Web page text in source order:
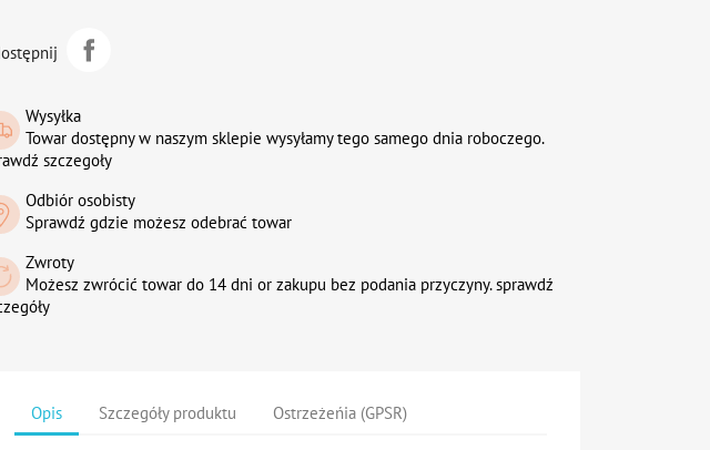
Wysyłka
Towar dostępny w naszym sklepie wysyłamy tego samego dnia roboczego.
szczegoły
Odbiór osobisty
Sprawdź gdzie możesz odebrać towar
Zwroty
Możesz zwrócić towar do 14 dni or zakupu bez podania przyczyny. sprawdź
Opis Szczegóły produktu Ostrzeżeńia (GPSR)